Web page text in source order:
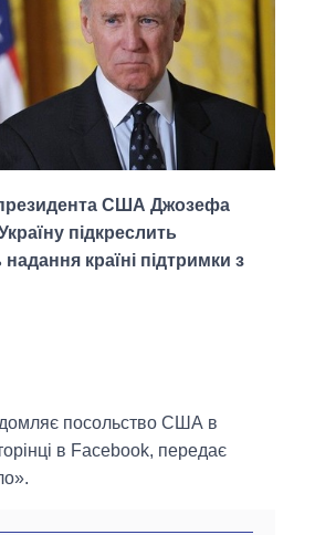
президента США Джозефа
підкреслить
країні підтримки з
посольство США в
в Facebook, передає